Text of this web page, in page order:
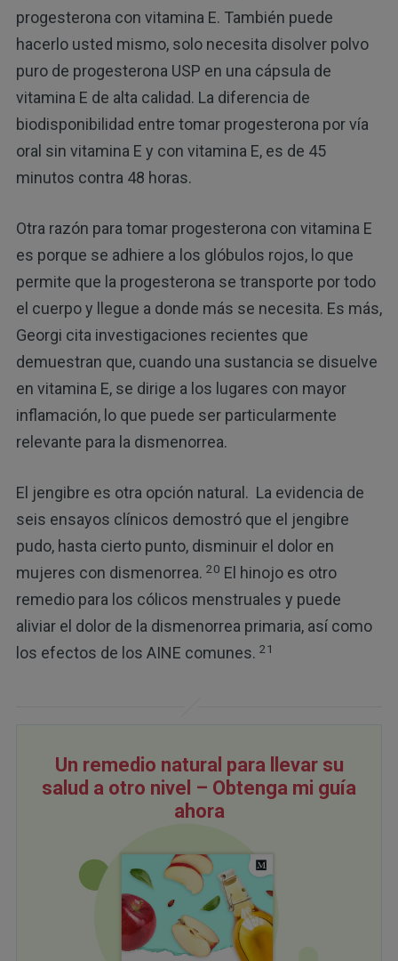
progesterona con vitamina E. También puede
hacerlo usted mismo, solo necesita disolver polvo
puro de progesterona USP en una cápsula de
vitamina E de alta calidad. La diferencia de
biodisponibilidad entre tomar progesterona por vía
oral sin vitamina E y con vitamina E, es de 45
minutos contra 48 horas.
Otra razón para tomar progesterona con vitamina E
es porque se adhiere a los glóbulos rojos, lo que
permite que la progesterona se transporte por todo
el cuerpo y llegue a donde más se necesita. Es más,
Georgi cita investigaciones recientes que
demuestran que, cuando una sustancia se disuelve
en vitamina E, se dirige a los lugares con mayor
inflamación, lo que puede ser particularmente
relevante para la dismenorrea.
El jengibre es otra opción natural. La evidencia de
seis ensayos clínicos demostró que el jengibre
pudo, hasta cierto punto, disminuir el dolor en
mujeres con dismenorrea. 20 El hinojo es otro
remedio para los cólicos menstruales y puede
aliviar el dolor de la dismenorrea primaria, así como
los efectos de los AINE comunes. 21
Un remedio natural para llevar su
salud a otro nivel – Obtenga mi guía
ahora